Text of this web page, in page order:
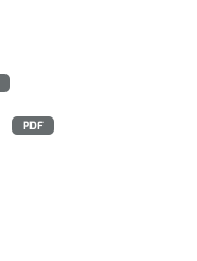
PDF